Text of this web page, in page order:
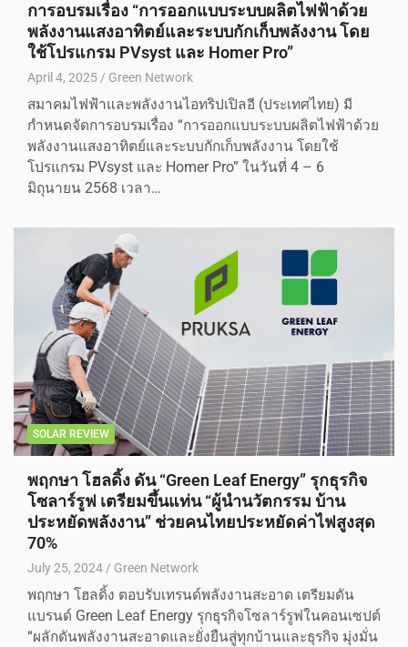
การอบรมเรื่อง “การออกแบบระบบผลิตไฟฟ้าด้วย
พลังงานแสงอาทิตย์และระบบกักเก็บพลังงาน โดย
ใช้โปรแกรม PVsyst และ Homer Pro”
April 4, 2025 Green Network
สมาคมไฟฟ้าและพลังงานไอทริปเปิลอี (ประเทศไทย) มี
กำหนดจัดการอบรมเรื่อง “การออกแบบระบบผลิตไฟฟ้าด้วย
พลังงานแสงอาทิตย์และระบบกักเก็บพลังงาน โดยใช้
โปรแกรม PVsyst และ Homer Pro” ในวันที่ 4 – 6
มิถุนายน 2568 เวลา…
SOLAR REVIEW
พฤกษา โฮลดิ้ง ดัน “Green Leaf Energy” รุกธุรกิจ
โซลาร์รูฟ เตรียมขึ้นแท่น “ผู้นำนวัตกรรม บ้าน
ประหยัดพลังงาน” ช่วยคนไทยประหยัดค่าไฟสูงสุด
70%
July 25, 2024 Green Network
พฤกษา โฮลดิ้ง ตอบรับเทรนด์พลังงานสะอาด เตรียมดัน
แบรนด์ Green Leaf Energy รุกธุรกิจโซลาร์รูฟในคอนเซปต์
“ผลักดันพลังงานสะอาดและยั่งยืนสู่ทุกบ้านและธุรกิจ มุ่งมั่น